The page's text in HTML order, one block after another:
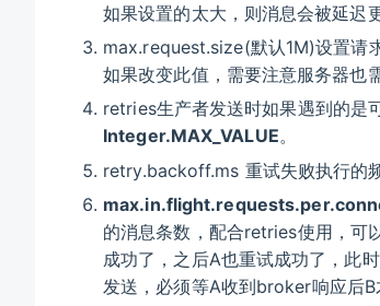
如果设置的太大，则消息会被延迟
max.request.size(默认1M)设置请
如果改变此值，需要注意服务器也
retries生产者发送时如果遇到的是
Integer.MAX_VALUE。
retry.backoff.ms 重试失败执行的
的消息条数，配合retries使用，可
成功了，之后A也重试成功了，此
发送，必须等A收到broker响应后B